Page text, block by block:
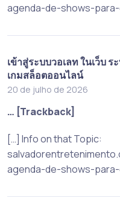
agenda-de-shows-
เข้าสู่ระบบวอเลท ในเว็บ ร
เกมสล็อตออนไลน์
20 de julho de 2026
… [Trackback]
[…] Info on that Topic:
agenda-de-shows-